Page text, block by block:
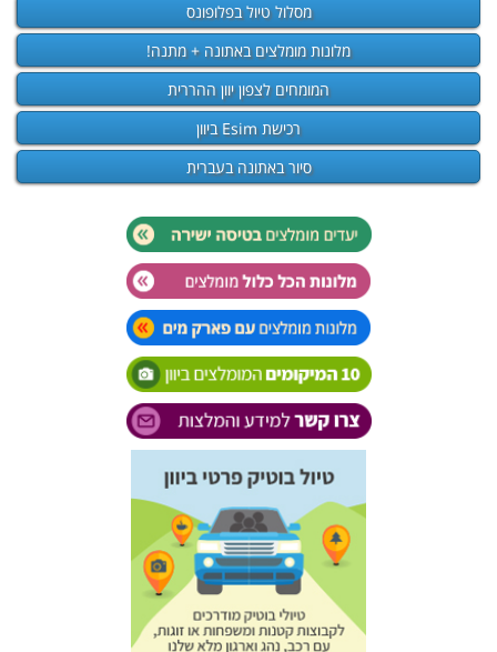
מסלול טיול בפלופונס
מלונות מומלצים באתונה + מתנה!
המומחים לצפון יוון ההררית
רכישת Esim ביוון
סיור באתונה בעברית